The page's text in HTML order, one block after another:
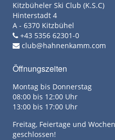
Kitzbüheler Ski Club (K.S.C)
Hinterstadt 4
A - 6370 Kitzbühel
+43 5356 62301-0
club@hahnenkamm.com
Öffnungszeiten
Montag bis Donnerstag
08:00 bis 12:00 Uhr
13:00 bis 17:00 Uhr
Freitag, Feiertage und
geschlossen!